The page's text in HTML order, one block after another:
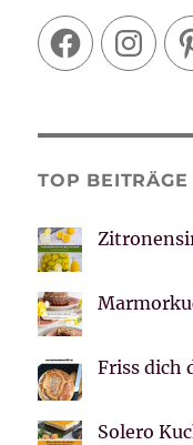
Facebook
TOP BEITRÄGE
Friss dich
Solero